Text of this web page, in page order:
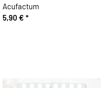
Acufactum
5,90 € *